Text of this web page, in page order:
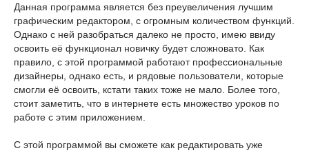
Данная программа является без преувеличения лучшим
графическим редактором, с огромным количеством функций.
Однако с ней разобраться далеко не просто, имею ввиду
освоить её функционал новичку будет сложновато. Как
правило, с этой программой работают профессиональные
дизайнеры, однако есть, и рядовые пользователи, которые
смогли её освоить, кстати таких тоже не мало. Более того,
стоит заметить, что в интернете есть множество уроков по
работе с этим приложением.
С этой программой вы сможете как редактировать уже